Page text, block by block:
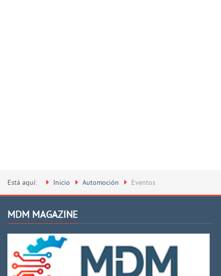
Está aquí: Inicio Automoción Eventos
MDM MAGAZINE